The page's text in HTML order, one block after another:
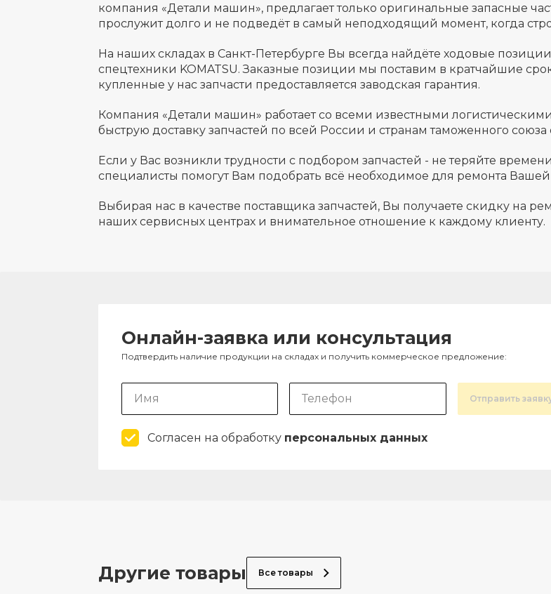
компания «Детали машин», предлагает только оригинальные запасные
прослужит долго и не подведёт в самый неподходящий момент, когда
На наших складах в Санкт-Петербурге Вы всегда найдёте ходовые
спецтехники KOMATSU. Заказные позиции мы поставим в кратчайшие
купленные у нас запчасти предоставляется заводская гарантия.
Компания «Детали машин» работает со всеми известными
быструю доставку запчастей по всей России и странам таможенного
Если у Вас возникли трудности с подбором запчастей - не теряйте
специалисты помогут Вам подобрать всё необходимое для ремонта Вашей
Выбирая нас в качестве поставщика запчастей, Вы получаете скидку на
наших сервисных центрах и внимательное отношение к каждому клиенту.
Онлайн-заявка или консультация
Подтвердить наличие продукции на складах и получить коммерческое предложение:
Отправить
Согласен на обработку персональных данных
Другие товары Все товары